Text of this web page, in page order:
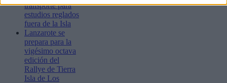
transporte para
estudios reglados
fuera de la Isla
Lanzarote se
prepara para la
vigésimo octava
edición del
Rallye de Tierra
Isla de Los